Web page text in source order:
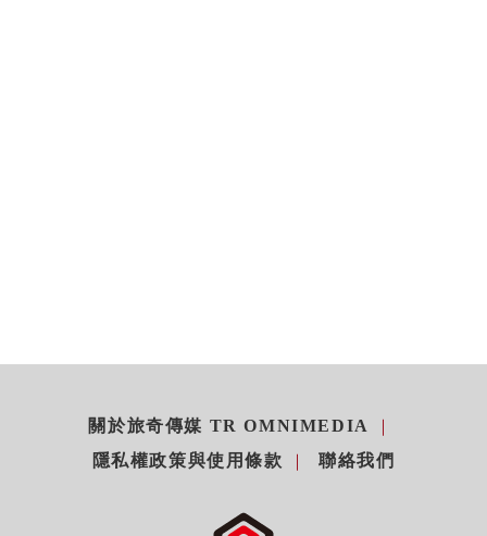
關於旅奇傳媒 TR OMNIMEDIA
隱私權政策與使用條款
聯絡我們